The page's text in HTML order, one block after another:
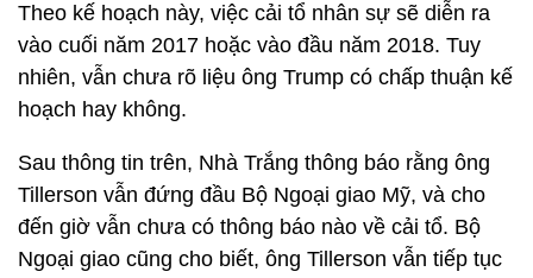
Theo kế hoạch này, việc cải tổ nhân sự sẽ diễn ra
vào cuối năm 2017 hoặc vào đầu năm 2018. Tuy
nhiên, vẫn chưa rõ liệu ông Trump có chấp thuận kế
hoạch hay không.
Sau thông tin trên, Nhà Trắng thông báo rằng ông
Tillerson vẫn đứng đầu Bộ Ngoại giao Mỹ, và cho
đến giờ vẫn chưa có thông báo nào về cải tổ. Bộ
Ngoại giao cũng cho biết, ông Tillerson vẫn tiếp tục